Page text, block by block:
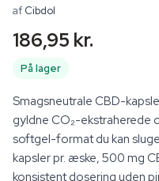
af Cibdol
186,95 kr.
På lager
Smagsneutrale CBD-
gyldne CO₂-ekstraherede
softgel-format du kan
kapsler pr. æske, 500 mg
konsistent dosering uden